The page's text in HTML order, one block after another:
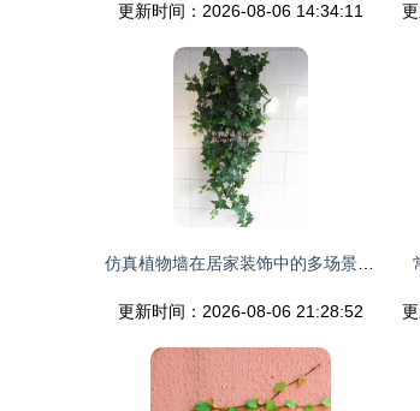
更新时间：2026-08-06 14:34:11
更新时间：2026-08-06 21:28:52